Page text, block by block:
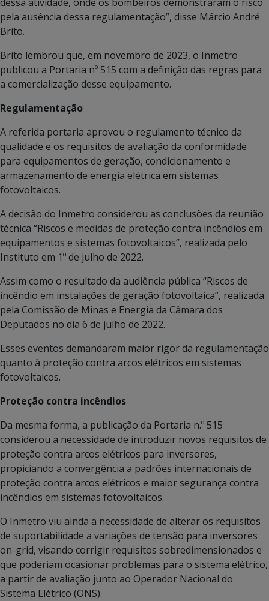
pela ausência dessa regulamentação”, disse Márcio André
Brito.
Brito lembrou que, em novembro de 2023, o Inmetro
publicou a Portaria nº 515 com a definição das regras para
a comercialização desse equipamento.
Regulamentação
A referida portaria aprovou o regulamento técnico da
qualidade e os requisitos de avaliação da conformidade
para equipamentos de geração, condicionamento e
armazenamento de energia elétrica em sistemas
fotovoltaicos.
A decisão do Inmetro considerou as conclusões da reunião
técnica “Riscos e medidas de proteção contra incêndios em
equipamentos e sistemas fotovoltaicos”, realizada pelo
Instituto em 1º de julho de 2022.
Assim como o resultado da audiência pública “Riscos de
incêndio em instalações de geração fotovoltaica”, realizada
pela Comissão de Minas e Energia da Câmara dos
Deputados no dia 6 de julho de 2022.
Esses eventos demandaram maior rigor da regulamentação
quanto à proteção contra arcos elétricos em sistemas
fotovoltaicos.
Proteção contra incêndios
Da mesma forma, a publicação da Portaria n.º 515
considerou a necessidade de introduzir novos requisitos de
proteção contra arcos elétricos para inversores,
propiciando a convergência a padrões internacionais de
proteção contra arcos elétricos e maior segurança contra
incêndios em sistemas fotovoltaicos.
O Inmetro viu ainda a necessidade de alterar os requisitos
de suportabilidade a variações de tensão para inversores
on-grid, visando corrigir requisitos sobredimensionados e
que poderiam ocasionar problemas para o sistema elétrico,
a partir de avaliação junto ao Operador Nacional do
Sistema Elétrico (ONS).